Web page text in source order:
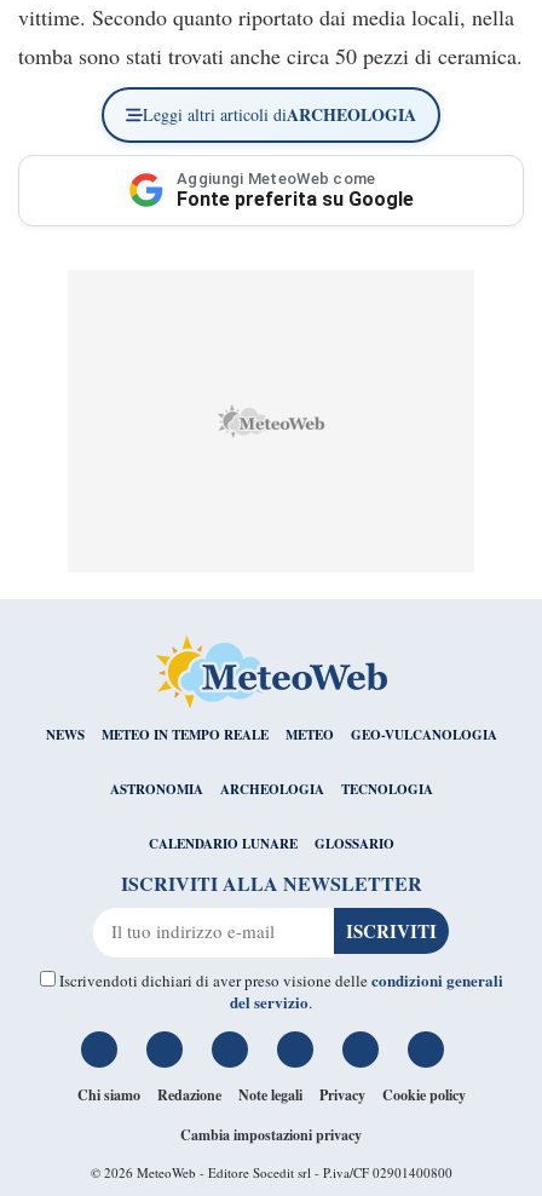
vittime. Secondo quanto riportato dai media locali, nella
tomba sono stati trovati anche circa 50 pezzi di ceramica.
Leggi altri articoli diARCHEOLOGIA
Aggiungi MeteoWeb come
Fonte preferita su Google
NEWS METEO IN TEMPO REALE METEO GEO-VULCANOLOGIA
ASTRONOMIA ARCHEOLOGIA TECNOLOGIA
CALENDARIO LUNARE GLOSSARIO
ISCRIVITI ALLA NEWSLETTER
Iscrivendoti dichiari di aver preso visione dellecondizioni generali
del servizio.
Chi siamo Redazione Note legali Privacy
Cookie policy
Cambia impostazioni privacy
© 2026 MeteoWeb - Editore Socedit srl - P.iva/CF 02901400800